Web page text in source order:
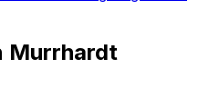
Murrhardt